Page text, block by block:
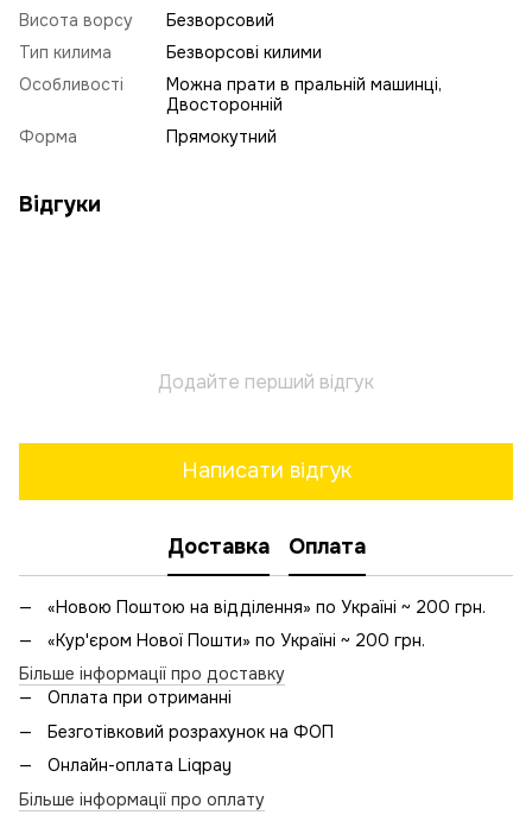
Висота ворсу
Безворсовий
Тип килима
Безворсові килими
Особливості
Можна прати в пральній машинці,
Двосторонній
Форма
Прямокутний
Відгуки
Додайте перший відгук
Написати відгук
Доставка Оплата
«Новою Поштою на відділення» по Україні ~ 200 грн.
«Кур'єром Нової Пошти» по Україні ~ 200 грн.
Більше інформації про доставку
Оплата при отриманні
Безготівковий розрахунок на ФОП
Онлайн-оплата Liqpay
Більше інформації про оплату